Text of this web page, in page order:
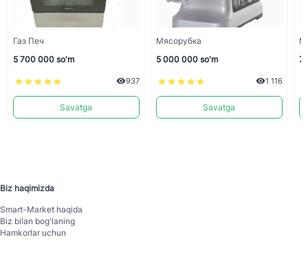
Газ Печ
5 700 000 so'm
937
Savatga
Мясорубка
5 000 000 so'm
1 116
Savatga
7
Biz haqimizda
Smart-Mаrket haqida
Biz bilan bog'laning
Hamkorlar uchun